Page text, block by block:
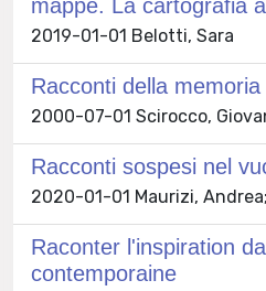
mappe. La cartografia
2019-01-01 Belotti, Sara
Racconti della memoria
2000-07-01 Scirocco,
Racconti sospesi nel
2020-01-01 Maurizi,
Raconter l'inspiration
contemporaine